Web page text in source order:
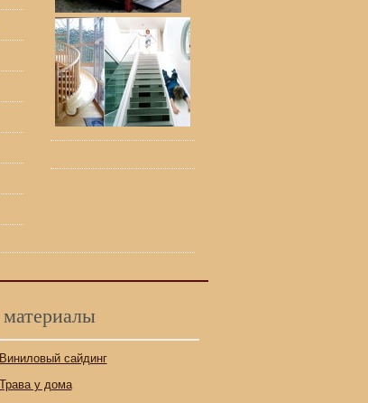
материалы
Виниловый сайдинг
Трава у дома